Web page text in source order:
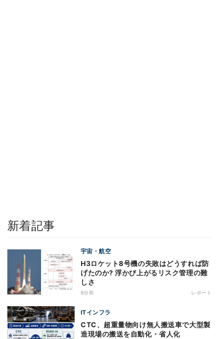
新着記事
宇宙・航空
H3ロケット8号機の失敗はどうすれば防
げたのか? 浮かび上がるリスク管理の難
しさ
8分前 レポート
ITインフラ
CTC、超重量物向け無人搬送車で大型製
造現場の搬送を自動化・省人化